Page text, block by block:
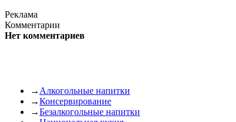
Реклама
Комментарии
Нет комментариев
→ Алкогольные напитки
→Консервирование
→Безалкогольные напитки